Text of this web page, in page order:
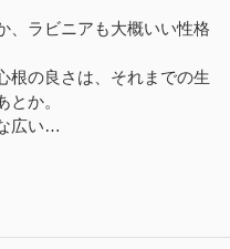
、ラビニアも大概いい性格
根の良さは、それまでの生
か。
広い…